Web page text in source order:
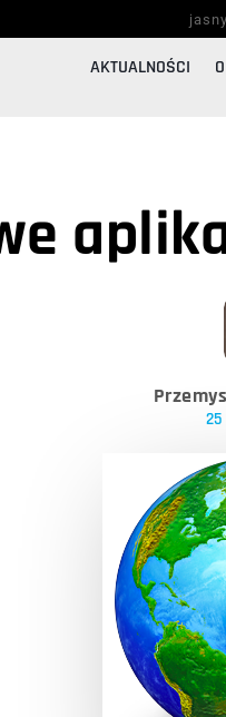
AKTUALNOŚCI